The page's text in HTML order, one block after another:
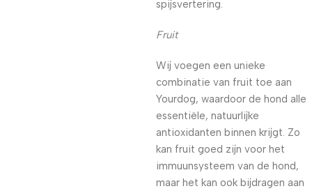
spijsvertering.
Fruit
Wij voegen een unieke
combinatie van fruit toe aan
Yourdog, waardoor de hond alle
essentiële, natuurlijke
antioxidanten binnen krijgt. Zo
kan fruit goed zijn voor het
immuunsysteem van de hond,
maar het kan ook bijdragen aan